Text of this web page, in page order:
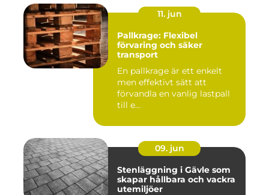
11. jun
Pallkrage: Flexibel
förvaring och säker
transport
En pallkrage är ett enkelt
men effektivt sätt att
förvandla en vanlig lastpall
till e...
09. jun
Stenläggning i Gävle som
skapar hållbara och vackra
utemiljöer